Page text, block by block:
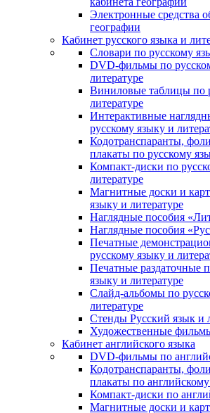
Электронные средства
географии
Кабинет русского языка и
Cловари по русскому
DVD-фильмы по
литературе
Виниловые таблицы по
литературе
Интерактивные
русскому языку и
Кодотранспаранты,
плакаты по русскому
Компакт-диски по
литературе
Магнитные доски и
языку и литературе
Наглядные пособия
Наглядные пособия
Печатные
русскому языку и
Печатные раздаточные
языку и литературе
Слайд-альбомы по
литературе
Стенды Русский язык и
Художественные
Кабинет английского языка
DVD-фильмы по
Кодотранспаранты,
плакаты по
Компакт-диски по
Магнитные доски и